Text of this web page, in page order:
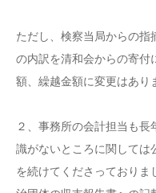
ただし、検察当局からの指
の内訳を清和会からの寄付
額、繰越金額に変更はあり
２、事務所の会計担当も
識がないところに関しては
を続けてくださっておりま